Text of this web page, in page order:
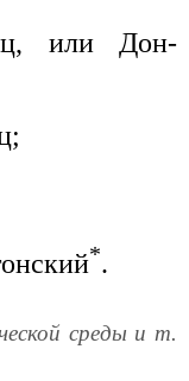
или Дон-
*.
среды и т.